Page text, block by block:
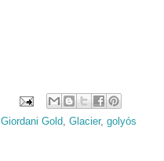
Giordani Gold, Glacier, golyós